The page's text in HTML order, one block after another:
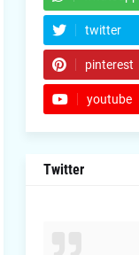
twitter
pinterest
youtube
Twitter